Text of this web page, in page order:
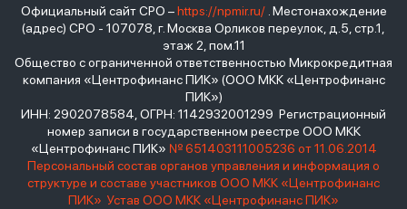
Официальный сайт СРО –https://npmir.ru/. Местонахождение
(адрес) СРО - 107078, г. Москва Орликов переулок, д.5, стр.1,
этаж 2, пом.11
Общество с ограниченной ответственностью Микрокредитная
компания «Центрофинанс ПИК» (ООО МКК «Центрофинанс
ПИК»)
ИНН: 2902078584, ОГРН: 1142932001299 Регистрационный
номер записи в государственном реестре ООО МКК
«Центрофинанс ПИК» № 651403111005236 от 11.06.2014
Персональный состав органов управления и информация о
структуре и составе участников ООО МКК «Центрофинанс
ПИК» Устав ООО МКК «Центрофинанс ПИК»